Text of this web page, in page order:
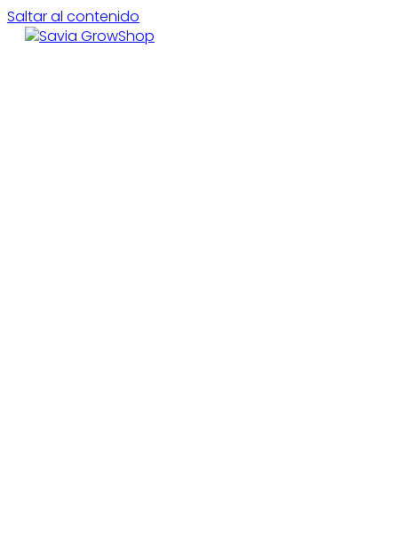
Saltar al contenido